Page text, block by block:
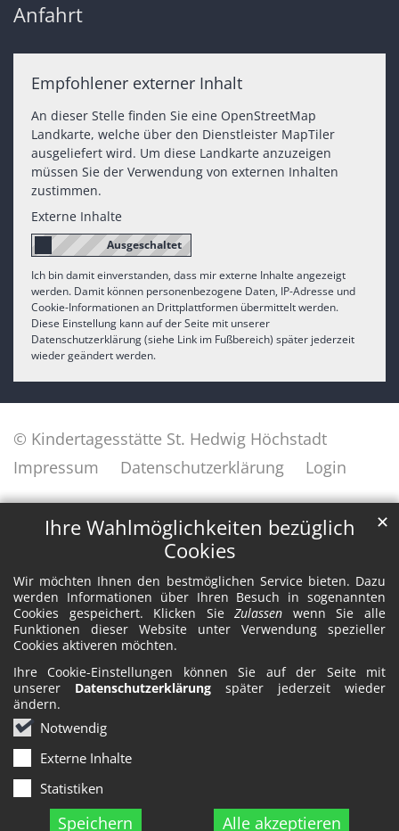
Ihre Wahlmöglichkeiten bezüglich
Cookies
Wir möchten Ihnen den bestmöglichen Service bieten. Dazu
werden Informationen über Ihren Besuch in sogenannten
Cookies gespeichert. Klicken SieZulassen wenn Sie alle
Funktionen dieser Website unter Verwendung spezieller
Cookies aktiveren möchten.
Ihre Cookie-Einstellungen können Sie auf der Seite mit
unserer Datenschutzerklärung später jederzeit wieder
ändern.
Notwendig
Externe Inhalte
Statistiken
Speichern Alle akzeptieren
✕
Anfahrt
Empfohlener externer Inhalt
An dieser Stelle finden Sie eine OpenStreetMap
Landkarte, welche über den Dienstleister MapTiler
ausgeliefert wird. Um diese Landkarte anzuzeigen
müssen Sie der Verwendung von externen Inhalten
zustimmen.
Externe Inhalte
Ich bin damit einverstanden, dass mir externe Inhalte angezeigt
werden. Damit können personenbezogene Daten, IP-Adresse und
Cookie-Informationen an Drittplattformen übermittelt werden.
Diese Einstellung kann auf der Seite mit unserer
Datenschutzerklärung (siehe Link im Fußbereich) später jederzeit
wieder geändert werden.
© Kindertagesstätte St. Hedwig Höchstadt
Impressum
Datenschutzerklärung Login